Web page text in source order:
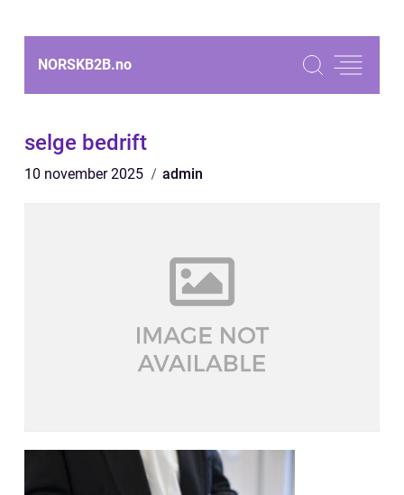
NORSKB2B.no
selge bedrift
10 november 2025 admin